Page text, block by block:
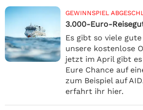
GEWINNSPIEL
3.000-Euro-
Es gibt so viele
unsere kostenlose
jetzt im April gibt
Eure Chance auf
zum Beispiel auf
erfahrt ihr hier.